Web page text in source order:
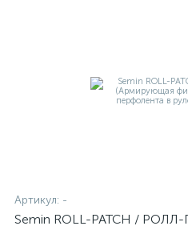
Артикул: -
Semin ROLL-PATCH /